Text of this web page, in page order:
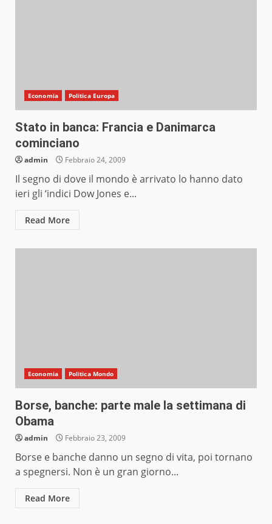
Economia Politica Europa
Stato in banca: Francia e Danimarca
cominciano
admin Febbraio 24, 2009
Il segno di dove il mondo è arrivato lo hanno dato
ieri gli ‘indici Dow Jones e...
Read More
Economia Politica Mondo
Borse, banche: parte male la settimana di
Obama
admin Febbraio 23, 2009
Borse e banche danno un segno di vita, poi tornano
a spegnersi. Non è un gran giorno...
Read More